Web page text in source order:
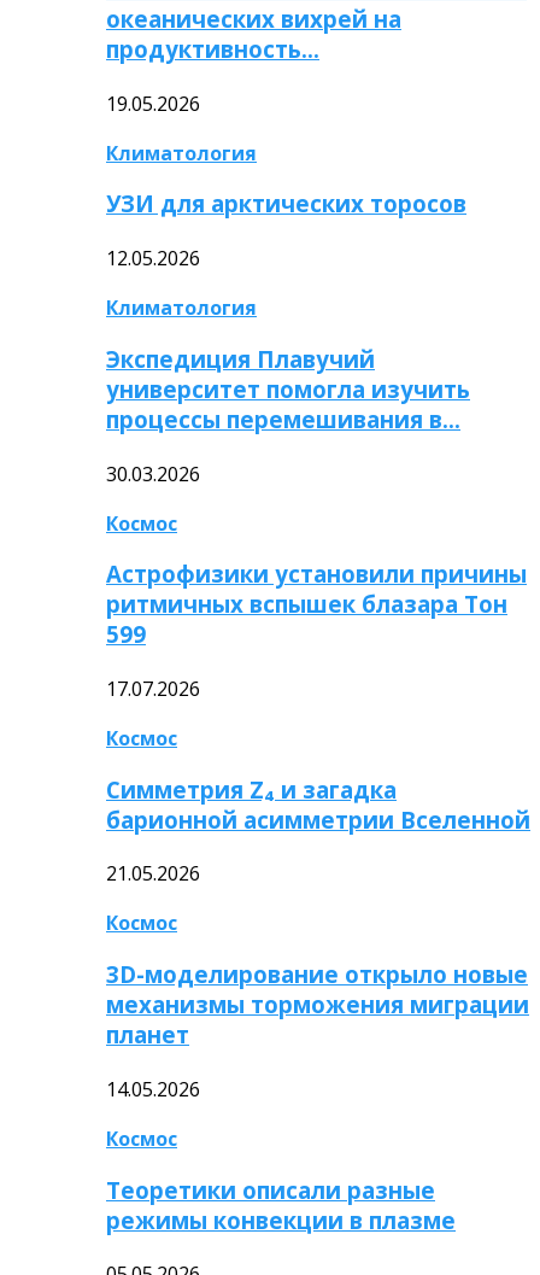
океанических вихрей на
продуктивность…
19.05.2026
Климатология
УЗИ для арктических торосов
12.05.2026
Климатология
Экспедиция Плавучий
университет помогла изучить
процессы перемешивания в…
30.03.2026
Космос
Астрофизики установили причины
ритмичных вспышек блазара Тон
599
17.07.2026
Космос
Симметрия Z₄ и загадка
барионной асимметрии Вселенной
21.05.2026
Космос
3D-моделирование открыло новые
механизмы торможения миграции
планет
14.05.2026
Космос
Теоретики описали разные
режимы конвекции в плазме